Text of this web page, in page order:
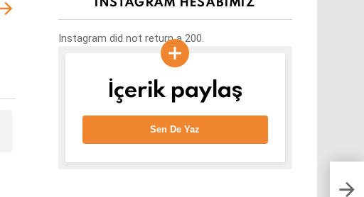
Instagram did not return a 200.
İçerik paylaş
Sen De Yaz